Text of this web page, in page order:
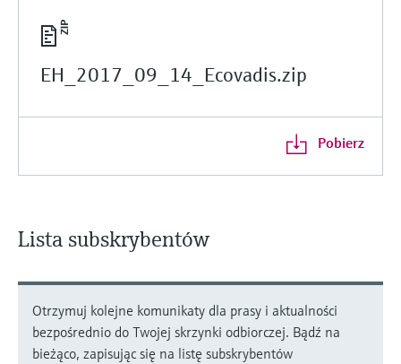
EH_2017_09_14_Ecovadis.zip
Pobierz
Lista subskrybentów
Otrzymuj kolejne komunikaty dla prasy i aktualności
bezpośrednio do Twojej skrzynki odbiorczej. Bądź na
bieżąco, zapisując się na listę subskrybentów